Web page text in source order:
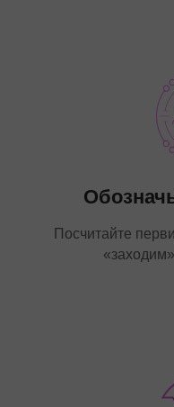
Посчитайте